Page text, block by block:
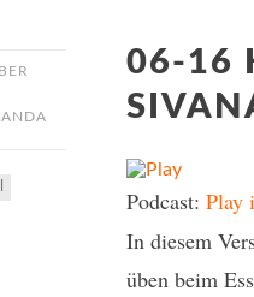
06-16
Podcast:Play
In diesem
üben beim